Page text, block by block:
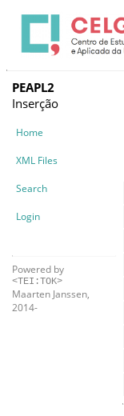
PEAPL2
Inserção
Home
XML Files
Search
Login
Powered by
<TEI:TOK>
Maarten Janssen,
2014-